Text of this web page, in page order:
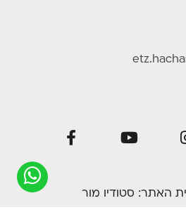
האתר: סטודיו מור